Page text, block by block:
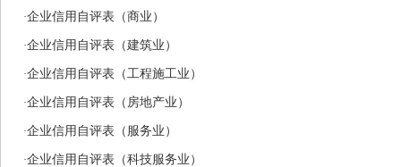
·企业信用自评表（商业）
·企业信用自评表（建筑业）
·企业信用自评表（工程施工业）
·企业信用自评表（房地产业）
·企业信用自评表（服务业）
·企业信用自评表（科技服务业）